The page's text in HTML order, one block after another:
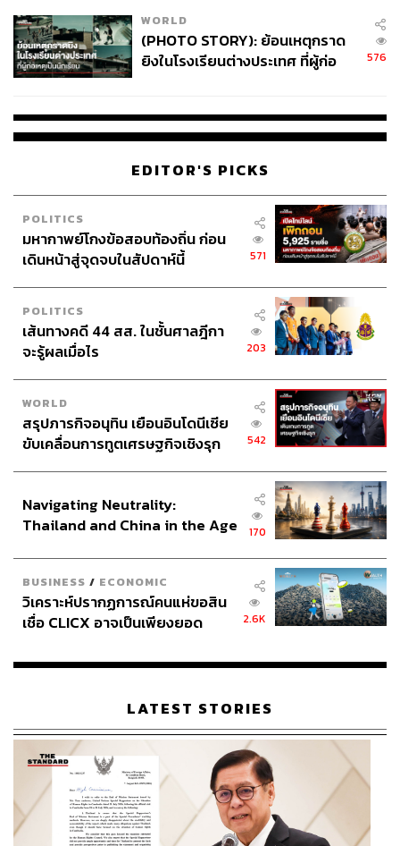
WORLD
(PHOTO STORY): ย้อนเหตุกราด
ยิงในโรงเรียนต่างประเทศ ที่ผู้ก่อ
576
EDITOR'S PICKS
POLITICS
มหากาพย์โกงข้อสอบท้องถิ่น ก่อน
เดินหน้าสู่จุดจบในสัปดาห์นี้
571
POLITICS
เส้นทางคดี 44 สส. ในชั้นศาลฎีกา
จะรู้ผลเมื่อไร
203
WORLD
สรุปภารกิจอนุทิน เยือนอินโดนีเซีย
ขับเคลื่อนการทูตเศรษฐกิจเชิงรุก
542
Navigating Neutrality:
Thailand and China in the Age
170
BUSINESS / ECONOMIC
วิเคราะห์ปรากฏการณ์คนแห่ขอสิน
เชื่อ CLICX อาจเป็นเพียงยอด
เรือนไทยที่ถูกซุกไว้
2.6K
LATEST STORIES